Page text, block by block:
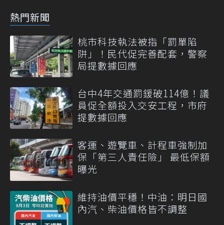
熱門新聞
桃市科技執法被指「罰單陷
阱」！民代促完善配套，警察
局提數據回應
台中4年交通罰鍰破114億！議
員促全額投入交安工程，市府
提數據回應
客運、遊覽車、計程車強制加
保「第三人責任險」 最低保額
曝光
維持油價平穩！中油：明日國
內汽、柴油價格皆不調整